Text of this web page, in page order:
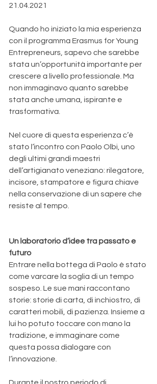
21.04.2021
Quando ho iniziato la mia esperienza
con il programma Erasmus for Young
Entrepreneurs, sapevo che sarebbe
stata un’opportunità importante per
crescere a livello professionale. Ma
non immaginavo quanto sarebbe
stata anche umana, ispirante e
trasformativa.
Nel cuore di questa esperienza c’è
stato l’incontro con Paolo Olbi, uno
degli ultimi grandi maestri
dell’artigianato veneziano: rilegatore,
incisore, stampatore e figura chiave
nella conservazione di un sapere che
resiste al tempo.
Un laboratorio d’idee tra passato e
futuro
Entrare nella bottega di Paolo è stato
come varcare la soglia di un tempo
sospeso. Le sue mani raccontano
storie: storie di carta, di inchiostro, di
caratteri mobili, di pazienza. Insieme a
lui ho potuto toccare con mano la
tradizione, e immaginare come
questa possa dialogare con
l’innovazione.
Durante il nostro periodo di